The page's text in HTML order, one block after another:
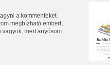
a kommenteket.
megbízható embert,
mert anyósom